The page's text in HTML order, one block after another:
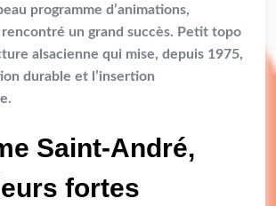
programme d’animations,
rencontré un grand succès. Petit topo
alsacienne qui mise, depuis 1975,
durable et l’insertion
Saint-André,
fortes